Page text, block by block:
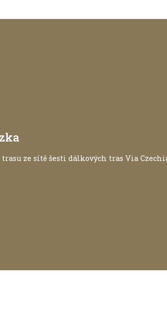
ze sítě šesti dálkových tras Via